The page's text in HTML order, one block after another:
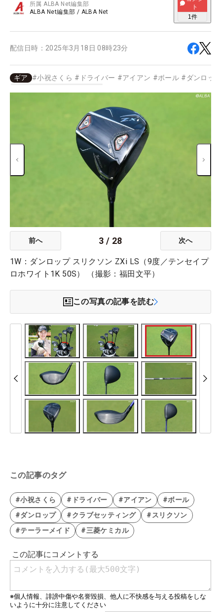
所属ALBA Net編集部
ALBA Net編集部 / ALBA Net
ト
1件
配信日時： 2025年3月18日 08時23分
ギア #小祝さくら # ドライバー #アイアン #ボール # ダンロッ
前へ 3 / 28 次へ
1W：ダンロップ スリクソン ZXi LS（9度／テンセイプ
ロホワイト1K 50S） （撮影：福田文平）
この写真の記事を読む
この記事のタグ
#小祝さくら #ドライバー #アイアン
#ボール
#ダンロップ
#クラブセッティング
#スリクソン
#テーラーメイド
#三菱ケミカル